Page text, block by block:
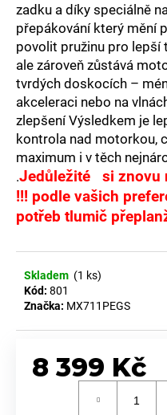
zadku a díky speciálně
přepákování který mění
povolit pružinu pro lepší
ale zároveň zůstává
tvrdých doskocích –
akceleraci nebo na
zlepšení Výsledkem je
kontrola nad motorkou,
maximum i v těch
.Jedůležité si znovu
!!! podle vašich
potřeb tlumič
Skladem (1 ks)
Kód: 801
Značka: MX711PEGS
8 399 Kč
D
o
p
o
r
u
č
u
j
e
m
e
CHLADIČŮ
ČERNÉ
MX711PARTS
CRF250R